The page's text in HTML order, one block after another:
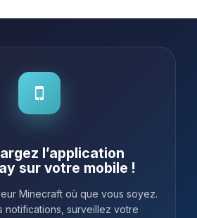
l’application
sur votre mobile !
Minecraft où que vous soyez.
notifications, surveillez votre